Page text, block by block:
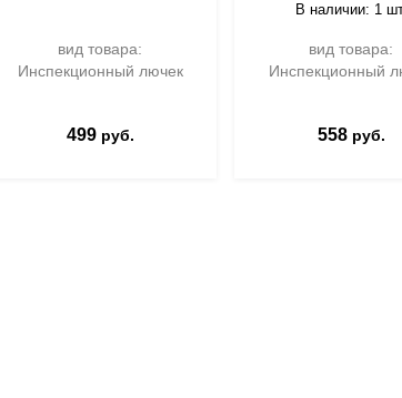
вид товара:
Инспекционный лючек
499руб.
В наличии: 1
вид товара:
Инспекционный
558руб.